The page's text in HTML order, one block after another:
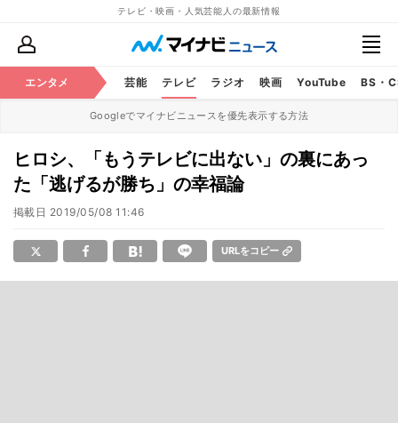
テレビ・映画・人気芸能人の最新情報
エンタメ 芸能 テレビ ラジオ 映画 YouTube BS・
Googleでマイナビニュースを優先表示する方法
ヒロシ、「もうテレビに出ない」の裏にあっ
た「逃げるが勝ち」の幸福論
掲載日 2019/05/08 11:46
URLをコピー